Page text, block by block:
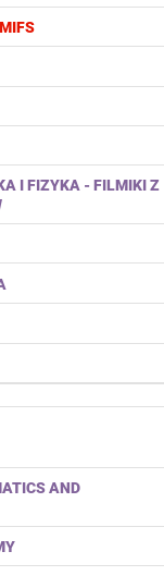
I FIZYKA - FILMIKI Z
AND